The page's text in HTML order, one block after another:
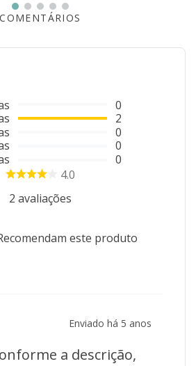
COMENTÁRIOS
0
2
0
0
0
4.0
2 avaliações
este produto
Enviado há 5 anos
a descrição,